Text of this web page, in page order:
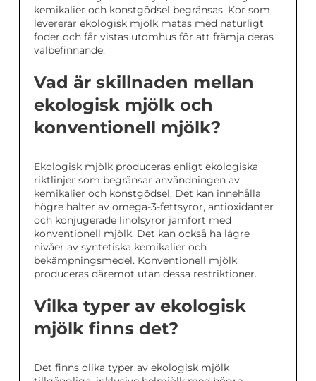
kemikalier och konstgödsel begränsas. Kor som
levererar ekologisk mjölk matas med naturligt
foder och får vistas utomhus för att främja deras
välbefinnande.
Vad är skillnaden mellan
ekologisk mjölk och
konventionell mjölk?
Ekologisk mjölk produceras enligt ekologiska
riktlinjer som begränsar användningen av
kemikalier och konstgödsel. Det kan innehålla
högre halter av omega-3-fettsyror, antioxidanter
och konjugerade linolsyror jämfört med
konventionell mjölk. Det kan också ha lägre
nivåer av syntetiska kemikalier och
bekämpningsmedel. Konventionell mjölk
produceras däremot utan dessa restriktioner.
Vilka typer av ekologisk
mjölk finns det?
Det finns olika typer av ekologisk mjölk